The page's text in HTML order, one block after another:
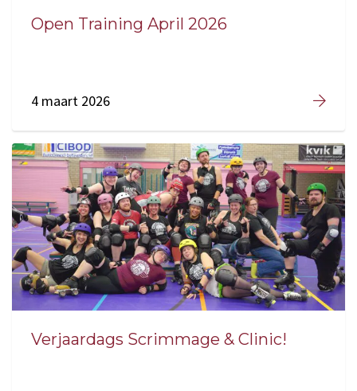
Open Training April 2026
4 maart 2026
Verjaardags Scrimmage & Clinic!